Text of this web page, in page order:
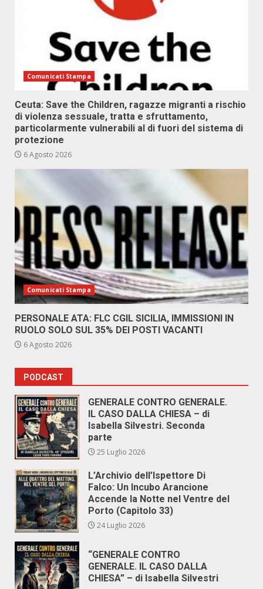
Comunicati Stampa
Ceuta: Save the Children, ragazze migranti a rischio
di violenza sessuale, tratta e sfruttamento,
particolarmente vulnerabili al di fuori del sistema di
protezione
6 Agosto 2026
Comunicati Stampa
PERSONALE ATA: FLC CGIL SICILIA, IMMISSIONI IN
RUOLO SOLO SUL 35% DEI POSTI VACANTI
6 Agosto 2026
PODCAST
GENERALE CONTRO GENERALE.
IL CASO DALLA CHIESA – di
Isabella Silvestri. Seconda
parte
25 Luglio 2026
L’Archivio dell’Ispettore Di
Falco: Un Incubo Arancione
Accende la Notte nel Ventre del
Porto (Capitolo 33)
24 Luglio 2026
“GENERALE CONTRO
GENERALE. IL CASO DALLA
CHIESA” – di Isabella Silvestri